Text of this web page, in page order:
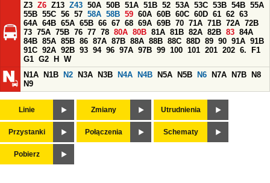
Z3 Z6 Z13 Z43 50A 50B 51A 51B 52 53A 53C 53B 54B 55A
55B 55C 56 57 58A 58B 59 60A 60B 60C 60D 61 62 63
64A 64B 65A 65B 66 67 68 69A 69B 70 71A 71B 72A 72B
73 75A 75B 76 77 78 80A 80B 81A 81B 82A 82B 83 84A
84B 85A 85B 86 87A 87B 88A 88B 88C 88D 89 90 91A 91B
91C 92A 92B 93 94 96 97A 97B 99 100 101 201 202 6.
F1
G1 G2 H
W
N1A
N1B N2 N3A N3B N4A N4B N5A N5B N6 N7A N7B
N8
N9
Linie Zmiany Utrudnienia
Przystanki Połączenia Schematy
Pobierz